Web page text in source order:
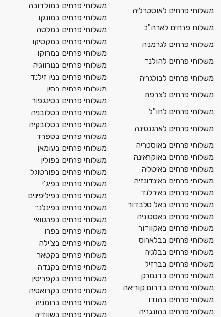
משלוחי פרחים לאוסטרליה
משלוח פרחים לארה"ב
משלוחי פרחים לגרמניה
משלוחי פרחים להולנד
משלוחי פרחים לבולגריה
משלוחי פרחים לצרפת
משלוחי פרחים לחו"ל
משלוחי פרחים לארגנטינה
משלוחי פרחים באוסטריה
משלוחי פרחים באוקראינה
משלוחי פרחים באיטליה
משלוחי פרחים באינדונזיה
משלוחי פרחים באירלנד
משלוחי פרחים באל סלבדור
משלוחי פרחים באסטוניה
משלוחי פרחים באקוודור
משלוחי פרחים בבלארוס
משלוחי פרחים בבלגיה
משלוחי פרחים בברזיל
משלוחי פרחים בדנמרק
משלוחי פרחים בדרום קוריאה
משלוחי פרחים בהודו
משלוחי פרחים בהונגריה
משלוחי פרחים במולדובה
משלוחי פרחים במונקו
משלוחי פרחים במלטה
משלוחי פרחים במקסיקו
משלוחי פרחים במרוקו
משלוחי פרחים בנורווגיה
משלוחי פרחים בניו זילנד
משלוחי פרחים בסין
משלוחי פרחים בסינגפור
משלוחי פרחים בסלובניה
משלוחי פרחים בסלובקיה
משלוחי פרחים בספרד
משלוחי פרחים בעומאן
משלוחי פרחים בפולין
משלוחי פרחים בפורטוגל
משלוחי פרחים בפיג'י
משלוחי פרחים בפיליפינים
משלוחי פרחים בפינלנד
משלוחי פרחים בפרגוואי
משלוחי פרחים בפרו
משלוחי פרחים בצ'ילה
משלוחי פרחים בקטאר
משלוחי פרחים בקנדה
משלוחי פרחים בקפריסין
משלוחי פרחים בקרואטיה
משלוחי פרחים ברומניה
משלוחי פרחים בשוודיה